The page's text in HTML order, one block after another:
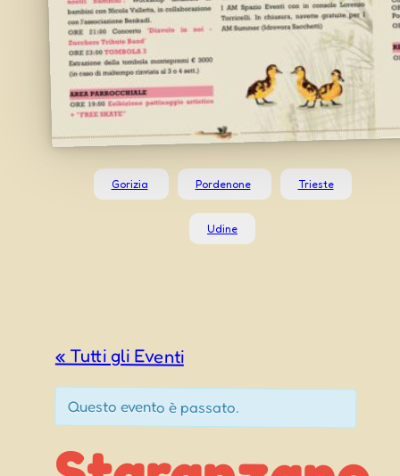
Gorizia Pordenone Trieste
Udine
« Tutti gli Eventi
Questo evento è passato.